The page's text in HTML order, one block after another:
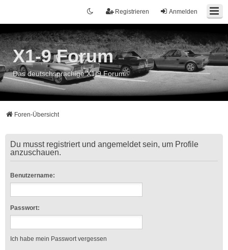
Anmelden
Registrieren
X1-9 Forum
Das deutschsprachige X1/9 Forum
Foren-Übersicht
Du musst registriert und angemeldet sein, um Profile
anzuschauen.
Benutzername:
Passwort:
Ich habe mein Passwort vergessen